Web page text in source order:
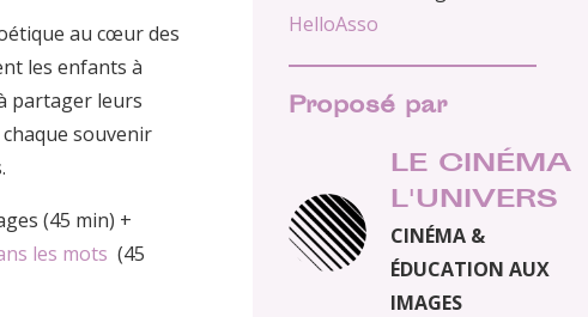
HelloAsso
Proposé par
LE CINÉMA
L'UNIVERS
CINÉMA &
ÉDUCATION AUX
IMAGES
au cœur des
les enfants à
partager leurs
souvenir
(45 min) +
les mots (45